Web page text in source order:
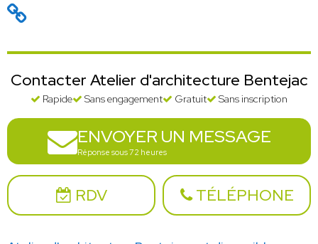
Contacter Atelier d'architecture Bentejac
Rapide Sans engagement Gratuit Sans inscription
ENVOYER UN MESSAGE
Réponse sous 72 heures
RDV TÉLÉPHONE